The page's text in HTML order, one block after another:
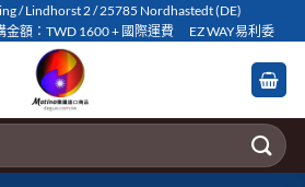
/ Lindhorst 2 / 25785 Nordhastedt (DE)
金額：TWD 1600 + 國際運費
EZ WAY易利委